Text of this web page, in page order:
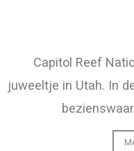
Capitol Reef
juweeltje in Utah. In